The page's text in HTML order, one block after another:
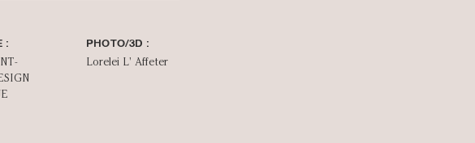
: PHOTO/3D :
Lorelei L' Affeter